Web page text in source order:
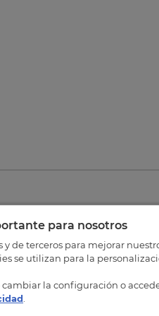
para nosotros
de terceros para mejorar
se utilizan para la
cambiar la configuración o